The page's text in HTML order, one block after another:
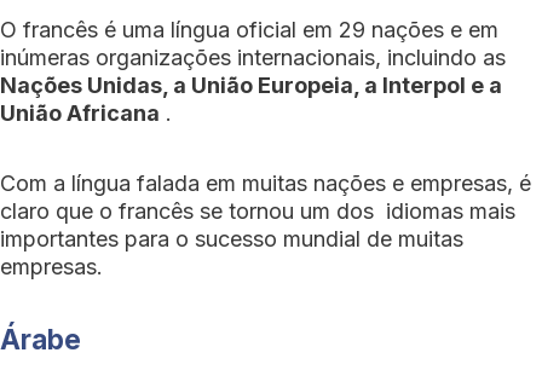
O francês é uma língua oficial em 29 nações e em
inúmeras organizações internacionais, incluindo as
Nações Unidas, a União Europeia, a Interpol e a
União Africana .
Com a língua falada em muitas nações e empresas, é
claro que o francês se tornou um dos idiomas mais
importantes para o sucesso mundial de muitas
empresas.
Árabe